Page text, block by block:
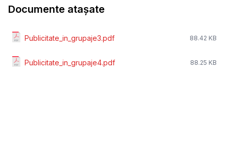
Documente atașate
Publicitate_in_grupaje3.pdf 88.42 KB
Publicitate_in_grupaje4.pdf 88.25 KB